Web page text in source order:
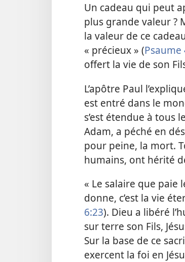
Un cadeau qui peut
plus grande valeur ?
la valeur de ce
« précieux » (Psaume
offert la vie de son
L’apôtre Paul
est entré dans le
s’est étendue à tous
Adam, a péché en
pour peine, la mort.
humains, ont hérité
« Le salaire que paie
donne, c’est la vie
6:23). Dieu a libéré
sur terre son Fils,
Sur la base de ce
exercent la foi en